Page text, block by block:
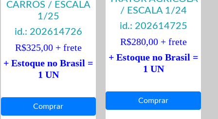
CARROS / ESCALA
1/25
id.: 202614726
R$325,00 + frete
+ Estoque no Brasil =
1 UN
/ ESCALA 1/24
id.: 202614725
R$280,00 + frete
+ Estoque no Brasil =
1 UN